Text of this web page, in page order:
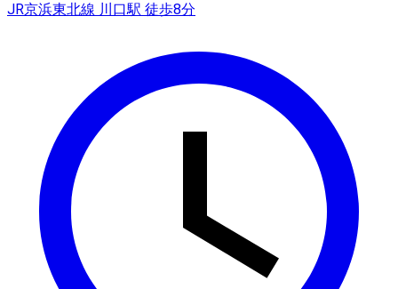
JR京浜東北線 川口駅 徒歩8分